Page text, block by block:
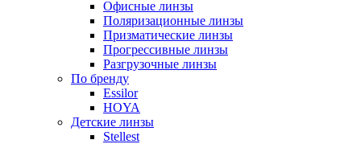
Офисные линзы
Поляризационные линзы
Призматические линзы
Прогрессивные линзы
Разгрузочные линзы
По бренду
Essilor
HOYA
Детские линзы
Stellest